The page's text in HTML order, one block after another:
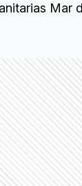
Mar